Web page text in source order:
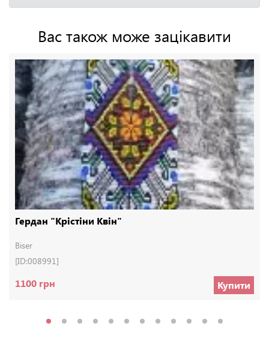
Вас також може зацікавити
Гердан "Крістіни Квін"
Biser
[ID:008991]
1100 грн Купити